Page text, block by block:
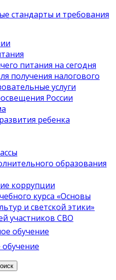
стандарты и требования
питания на сегодня
получения налогового
услуги
России
ребенка
образования
коррупции
курса «Основы
и светской этики»
участников СВО
обучение